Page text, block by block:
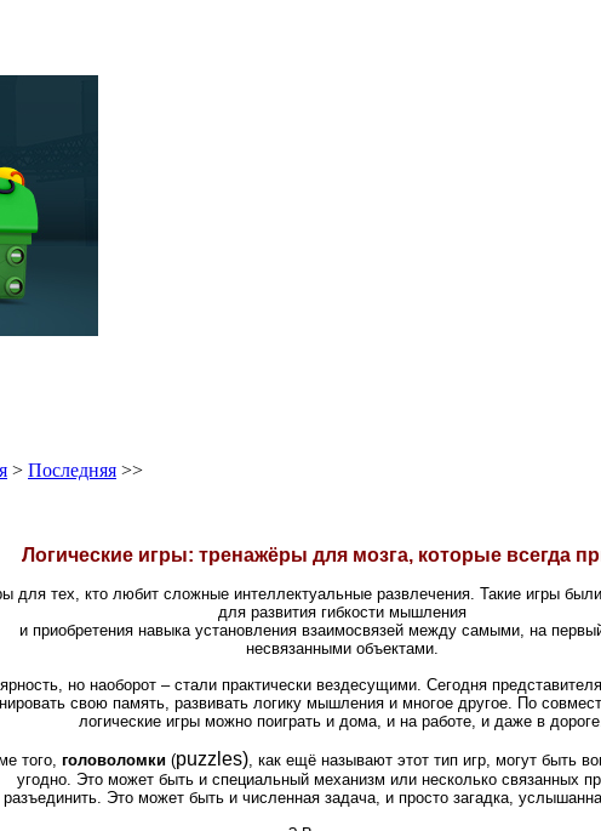
> Последняя >>
Логические игры: тренажёры для мозга, которые всегда
для тех, кто любит сложные интеллектуальные развлечения. Такие игры
для развития гибкости мышления
и приобретения навыка установления взаимосвязей между самыми, на
несвязанными объектами.
но наоборот – стали практически вездесущими. Сегодня
свою память, развивать логику мышления и многое другое. По
логические игры можно поиграть и дома, и на работе, и даже в дороге.
того, головоломки (puzzles) , как ещё называют этот тип игр, могут быть
угодно. Это может быть и специальный механизм или несколько связанных
Это может быть и численная задача, и просто загадка,